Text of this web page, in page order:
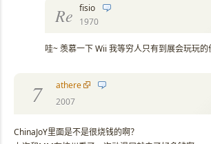
Re fisio
1970
哇~ 羡慕一下 Wii 我等穷人只有到展会玩玩
7
athere
2007
ChinaJoY里面是不是很烧钱的啊？